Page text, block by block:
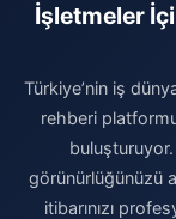
İşletmeler
Türkiye’nin iş
rehberi
görünürlüğünüzü
itibarınızı